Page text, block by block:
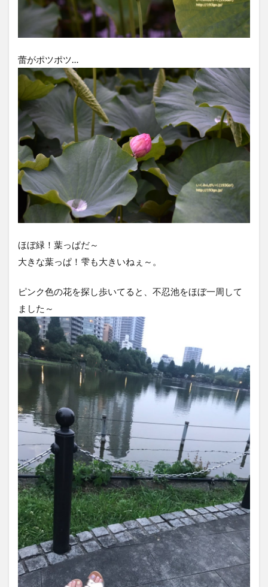
蕾がポツポツ…
ほぼ緑！葉っぱだ～
大きな葉っぱ！雫も大きいねぇ～。
ピンク色の花を探し歩いてると、不忍池をほぼ一周して
ました～